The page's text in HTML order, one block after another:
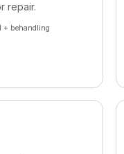
repair.
+ behandling